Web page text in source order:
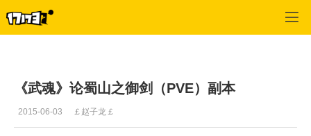
《武魂》论蜀山之御剑（PVE）副本
2015-06-03 ￡赵子龙￡